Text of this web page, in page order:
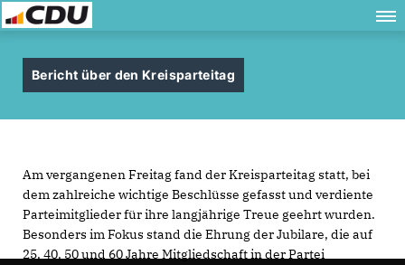
Bericht über den Kreisparteitag
Am vergangenen Freitag fand der Kreisparteitag statt, bei
dem zahlreiche wichtige Beschlüsse gefasst und verdiente
Parteimitglieder für ihre langjährige Treue geehrt wurden.
Besonders im Fokus stand die Ehrung der Jubilare, die auf
25, 40, 50 und 60 Jahre Mitgliedschaft in der Partei